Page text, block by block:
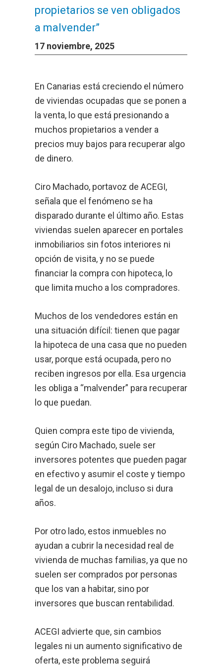
propietarios se ven obligados
a malvender”
17 noviembre, 2025
En Canarias está creciendo el número
de viviendas ocupadas que se ponen a
la venta, lo que está presionando a
muchos propietarios a vender a
precios muy bajos para recuperar algo
de dinero.
Ciro Machado, portavoz de ACEGI,
señala que el fenómeno se ha
disparado durante el último año. Estas
viviendas suelen aparecer en portales
inmobiliarios sin fotos interiores ni
opción de visita, y no se puede
financiar la compra con hipoteca, lo
que limita mucho a los compradores.
Muchos de los vendedores están en
una situación difícil: tienen que pagar
la hipoteca de una casa que no pueden
usar, porque está ocupada, pero no
reciben ingresos por ella. Esa urgencia
les obliga a “malvender” para recuperar
lo que puedan.
Quien compra este tipo de vivienda,
según Ciro Machado, suele ser
inversores potentes que pueden pagar
en efectivo y asumir el coste y tiempo
legal de un desalojo, incluso si dura
años.
Por otro lado, estos inmuebles no
ayudan a cubrir la necesidad real de
vivienda de muchas familias, ya que no
suelen ser comprados por personas
que los van a habitar, sino por
inversores que buscan rentabilidad.
ACEGI advierte que, sin cambios
legales ni un aumento significativo de
oferta, este problema seguirá